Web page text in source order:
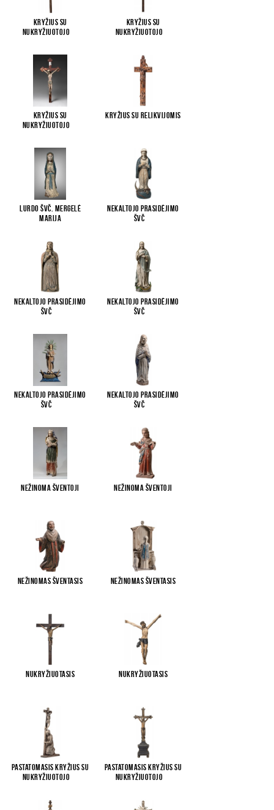
Kryžius su
Nukryžiuotojo
Kryžius su
Nukryžiuotojo
Kryžius su
Nukryžiuotojo
Kryžius su relikvijomis
Lurdo Švč. Mergelė
Marija
Nekaltojo Prasidėjimo
Švč
Nekaltojo Prasidėjimo
Švč
Nekaltojo Prasidėjimo
Švč
Nekaltojo Prasidėjimo
Švč
Nekaltojo Prasidėjimo
Švč
Nežinoma šventoji Nežinoma šventoji
Nežinomas šventasis Nežinomas šventasis
Nukryžiuotasis Nukryžiuotasis
Pastatomasis kryžius su
Nukryžiuotojo
Pastatomasis kryžius su
Nukryžiuotojo